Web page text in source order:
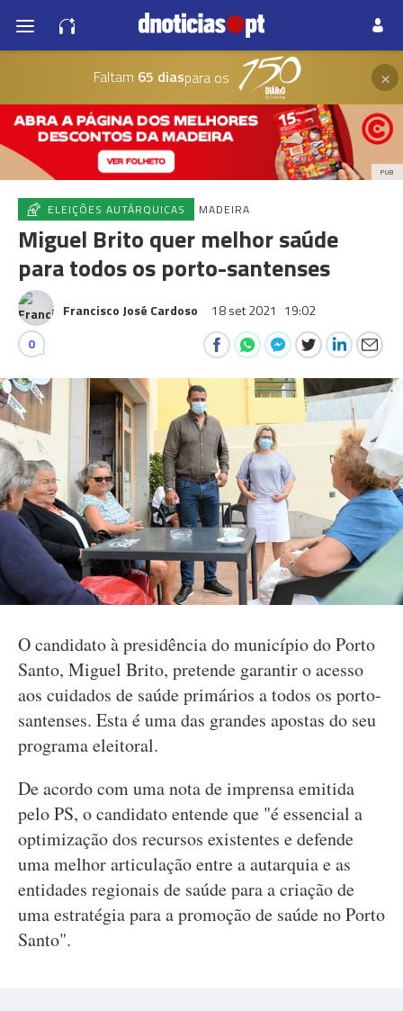
Faltam 65 diaspara os ×
PUB
ELEIÇÕES AUTÁRQUICAS MADEIRA
Miguel Brito quer melhor saúde
para todos os porto-santenses
Francisco José Cardoso 18 set 2021 19:02
0
O candidato à presidência do município do Porto
Santo, Miguel Brito, pretende garantir o acesso
aos cuidados de saúde primários a todos os porto-
santenses. Esta é uma das grandes apostas do seu
programa eleitoral.
De acordo com uma nota de imprensa emitida
pelo PS, o candidato entende que "é essencial a
optimização dos recursos existentes e defende
uma melhor articulação entre a autarquia e as
entidades regionais de saúde para a criação de
uma estratégia para a promoção de saúde no Porto
Santo".